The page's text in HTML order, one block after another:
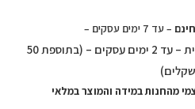
– עד 7 ימים עסקים –
משלוח באמצעות שליח עד הבית – עד 2 ימים עסקים – (בתוספת 50
שקלים)
מהחנות במידה והמוצר במלאי